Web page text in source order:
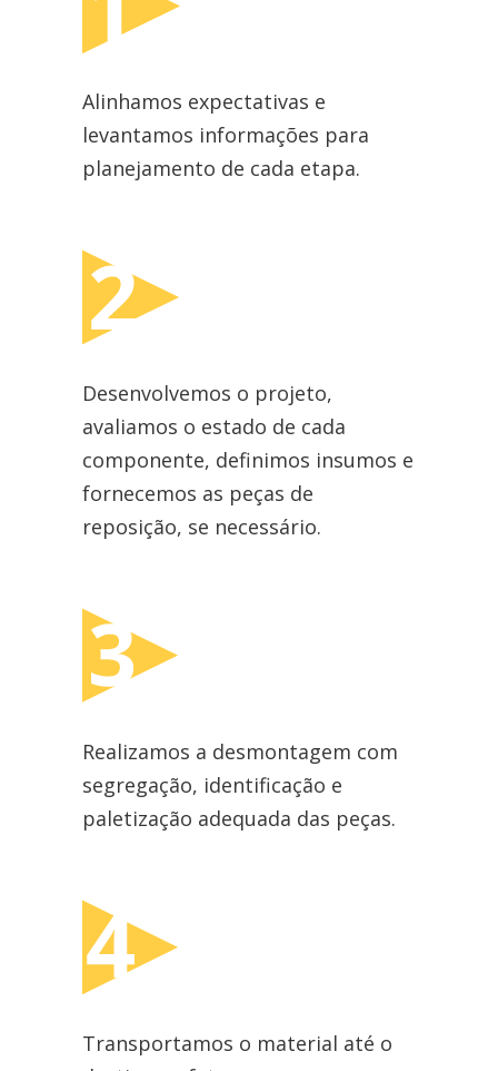
Alinhamos expectativas e
levantamos informações para
planejamento de cada etapa.
Desenvolvemos o projeto,
avaliamos o estado de cada
componente, definimos insumos e
fornecemos as peças de
reposição, se necessário.
Realizamos a desmontagem com
segregação, identificação e
paletização adequada das peças.
Transportamos o material até o